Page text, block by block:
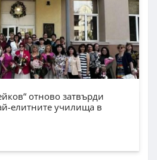
отново затвърди
елитните училища в